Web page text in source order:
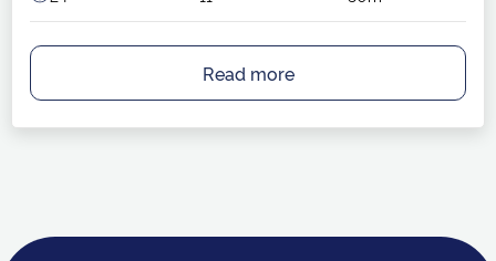
Read more